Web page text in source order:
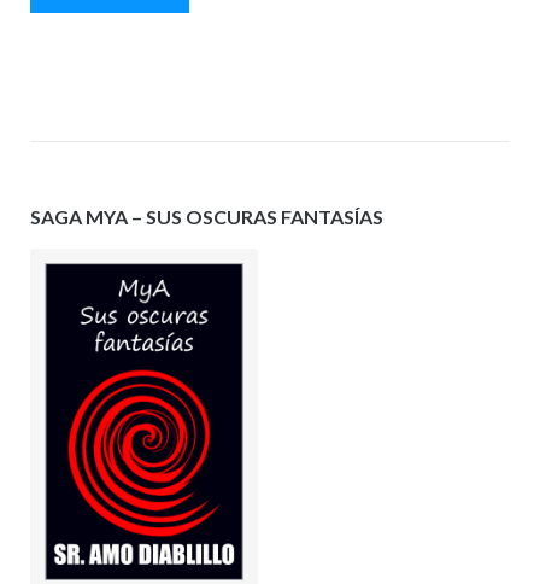
SAGA MYA – SUS OSCURAS FANTASÍAS